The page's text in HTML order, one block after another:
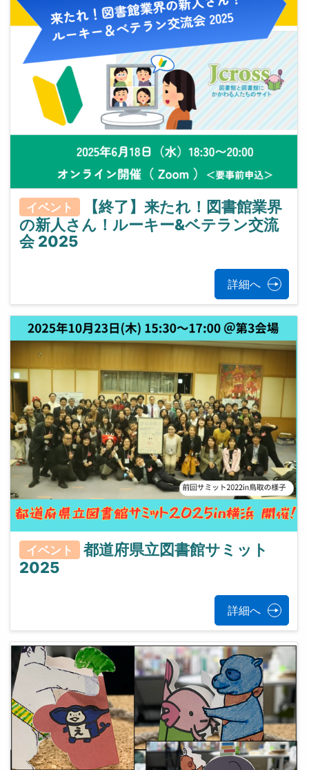
イベント
【終了】来たれ！図書館業界
の新人さん！ルーキー&ベテラン交流
会 2025
詳細へ
イベント
都道府県立図書館サミット
2025
詳細へ